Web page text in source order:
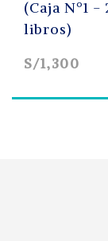
(Caja Nº1 -
libros)
S/1,300